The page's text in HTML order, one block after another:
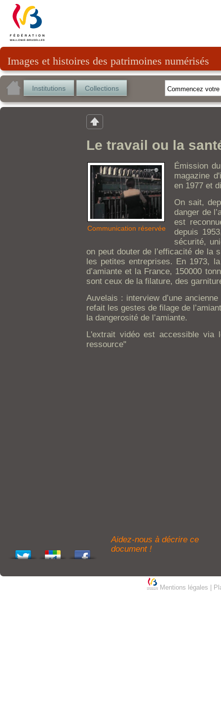
Images et histoires des patrimoines numérisés
Institutions Collections
Le travail ou la
Communication réservée
Émission
magazine
en 1977 et
On sait,
danger de
est
depuis
sécurité,
on peut douter de l’efficacité de la
les petites entreprises. En 1973,
d’amiante et la France, 150000
sont ceux de la filature, des
Auvelais : interview d’une
refait les gestes de filage de
la dangerosité de l’amiante.
L'extrait vidéo est accessible via
ressource"
Aidez-nous à décrire ce
document !
Mentions légales